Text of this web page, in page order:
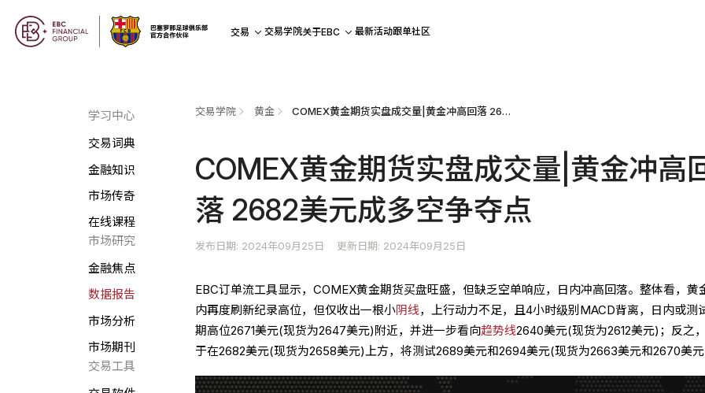
交易 交易学院关于EBC 最新活动跟单社区
学习中心
交易词典
金融知识
市场传奇
在线课程
市场研究
金融焦点
数据报告
市场分析
市场期刊
交易工具
交易学院 黄金 COMEX黄金期货实盘成交量|黄金冲高回落 2682美元成多空争夺点
COMEX黄金期货实盘成交量|黄金冲高
落 2682美元成多空争夺点
发布日期: 2024年09月25日 更新日期: 2024年09月25日
EBC订单流工具显示，COMEX黄金期货买盘旺盛，但缺乏空单响应，日内冲高回落。整体看，黄
内再度刷新纪录高位，但仅收出一根小阴线，上行动力不足，且4小时级别MACD背离，日内或测
期高位2671美元(现货为2647美元)附近，并进一步看向趋势线2640美元(现货为2612美元)；反之
于在2682美元(现货为2658美元)上方，将测试2689美元和2694美元(现货为2663美元和2670美